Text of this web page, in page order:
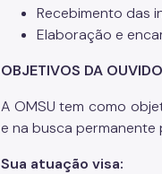
Recebimento das
Elaboração e
OBJETIVOS DA
A OMSU tem como
e na busca
Sua atuação visa: